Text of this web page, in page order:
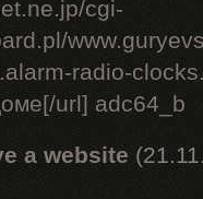
cgi-
radio-
url] adc64_b
a website